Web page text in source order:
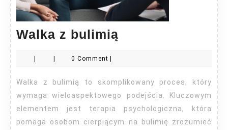
Walka z bulimią
| | 0 Comment |
Walka z bulimią to skomplikowany proces, który
wymaga wieloaspektowego podejścia. Kluczowym
elementem jest terapia psychologiczna, która
pomaga osobom cierpiącym na bulimię zrozumieć